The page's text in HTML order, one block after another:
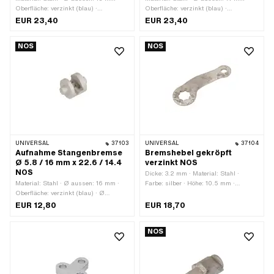
Oberfläche: verzinkt (blau) ·
Gesamtlänge: 51.4 mm · Ø Achse: 10
EUR 23,40
Oberfläche: verzinkt (blau) ·
Gesamtlänge: 34 mm · Ø Achse: 11
EUR 23,40
NOS
UNIVERSAL 37103
Aufnahme Stangenbremse
Ø 5.8 / 16 mm x 22.6 / 14.4
NOS
Material: Stahl · Ø aussen: 16 mm ·
Oberfläche: verzinkt (blau) · Ø
Bohrung: 7 mm · Gesamtlänge: 22.6
EUR 12,80
NOS
UNIVERSAL 37104
Bremshebel gekröpft
verzinkt NOS
Dicke: 3.2 mm · Material: Stahl ·
Farbe: silber · Höhe: 10.5 mm ·
Gesamtlänge: 67 mm ·
EUR 18,70
NOS